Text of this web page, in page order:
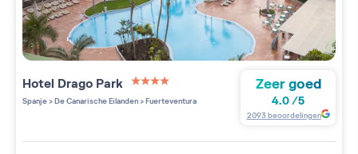
Hotel Drago Park
4 étoiles sur 5
Spanje>De Canarische Eilanden>Fuerteventura
Zeer goed
4.0/5
2093beoordelingen